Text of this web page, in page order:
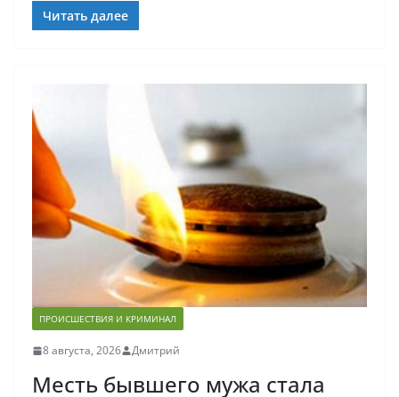
Читать далее
ПРОИСШЕСТВИЯ И КРИМИНАЛ
8 августа, 2026 Дмитрий
Месть бывшего мужа стала